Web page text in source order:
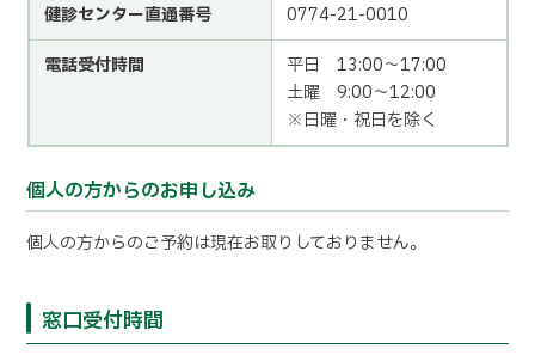
健診センター直通番号
0774-21-0010
電話受付時間
平日 13:00～17:00
土曜 9:00～12:00
※日曜・祝日を除く
個人の方からのお申し込み
個人の方からのご予約は現在お取りしておりません。
窓口受付時間